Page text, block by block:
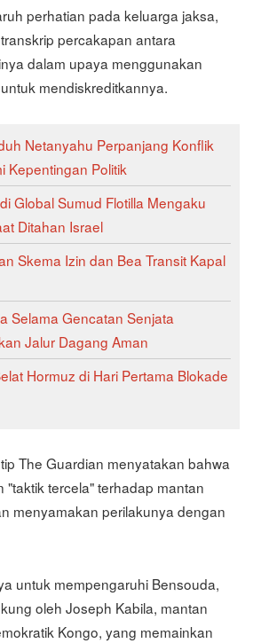
perhatian pada keluarga jaksa,
percakapan antara
dalam upaya menggunakan
mendiskreditkannya.
Netanyahu Perpanjang Konflik
Kepentingan Politik
Global Sumud Flotilla Mengaku
Ditahan Israel
Skema Izin dan Bea Transit Kapal
Selama Gencatan Senjata
Jalur Dagang Aman
Hormuz di Hari Pertama Blokade
The Guardian menyatakan bahwa
tercela" terhadap mantan
menyamakan perilakunya dengan
untuk mempengaruhi Bensouda,
oleh Joseph Kabila, mantan
Kongo, yang memainkan